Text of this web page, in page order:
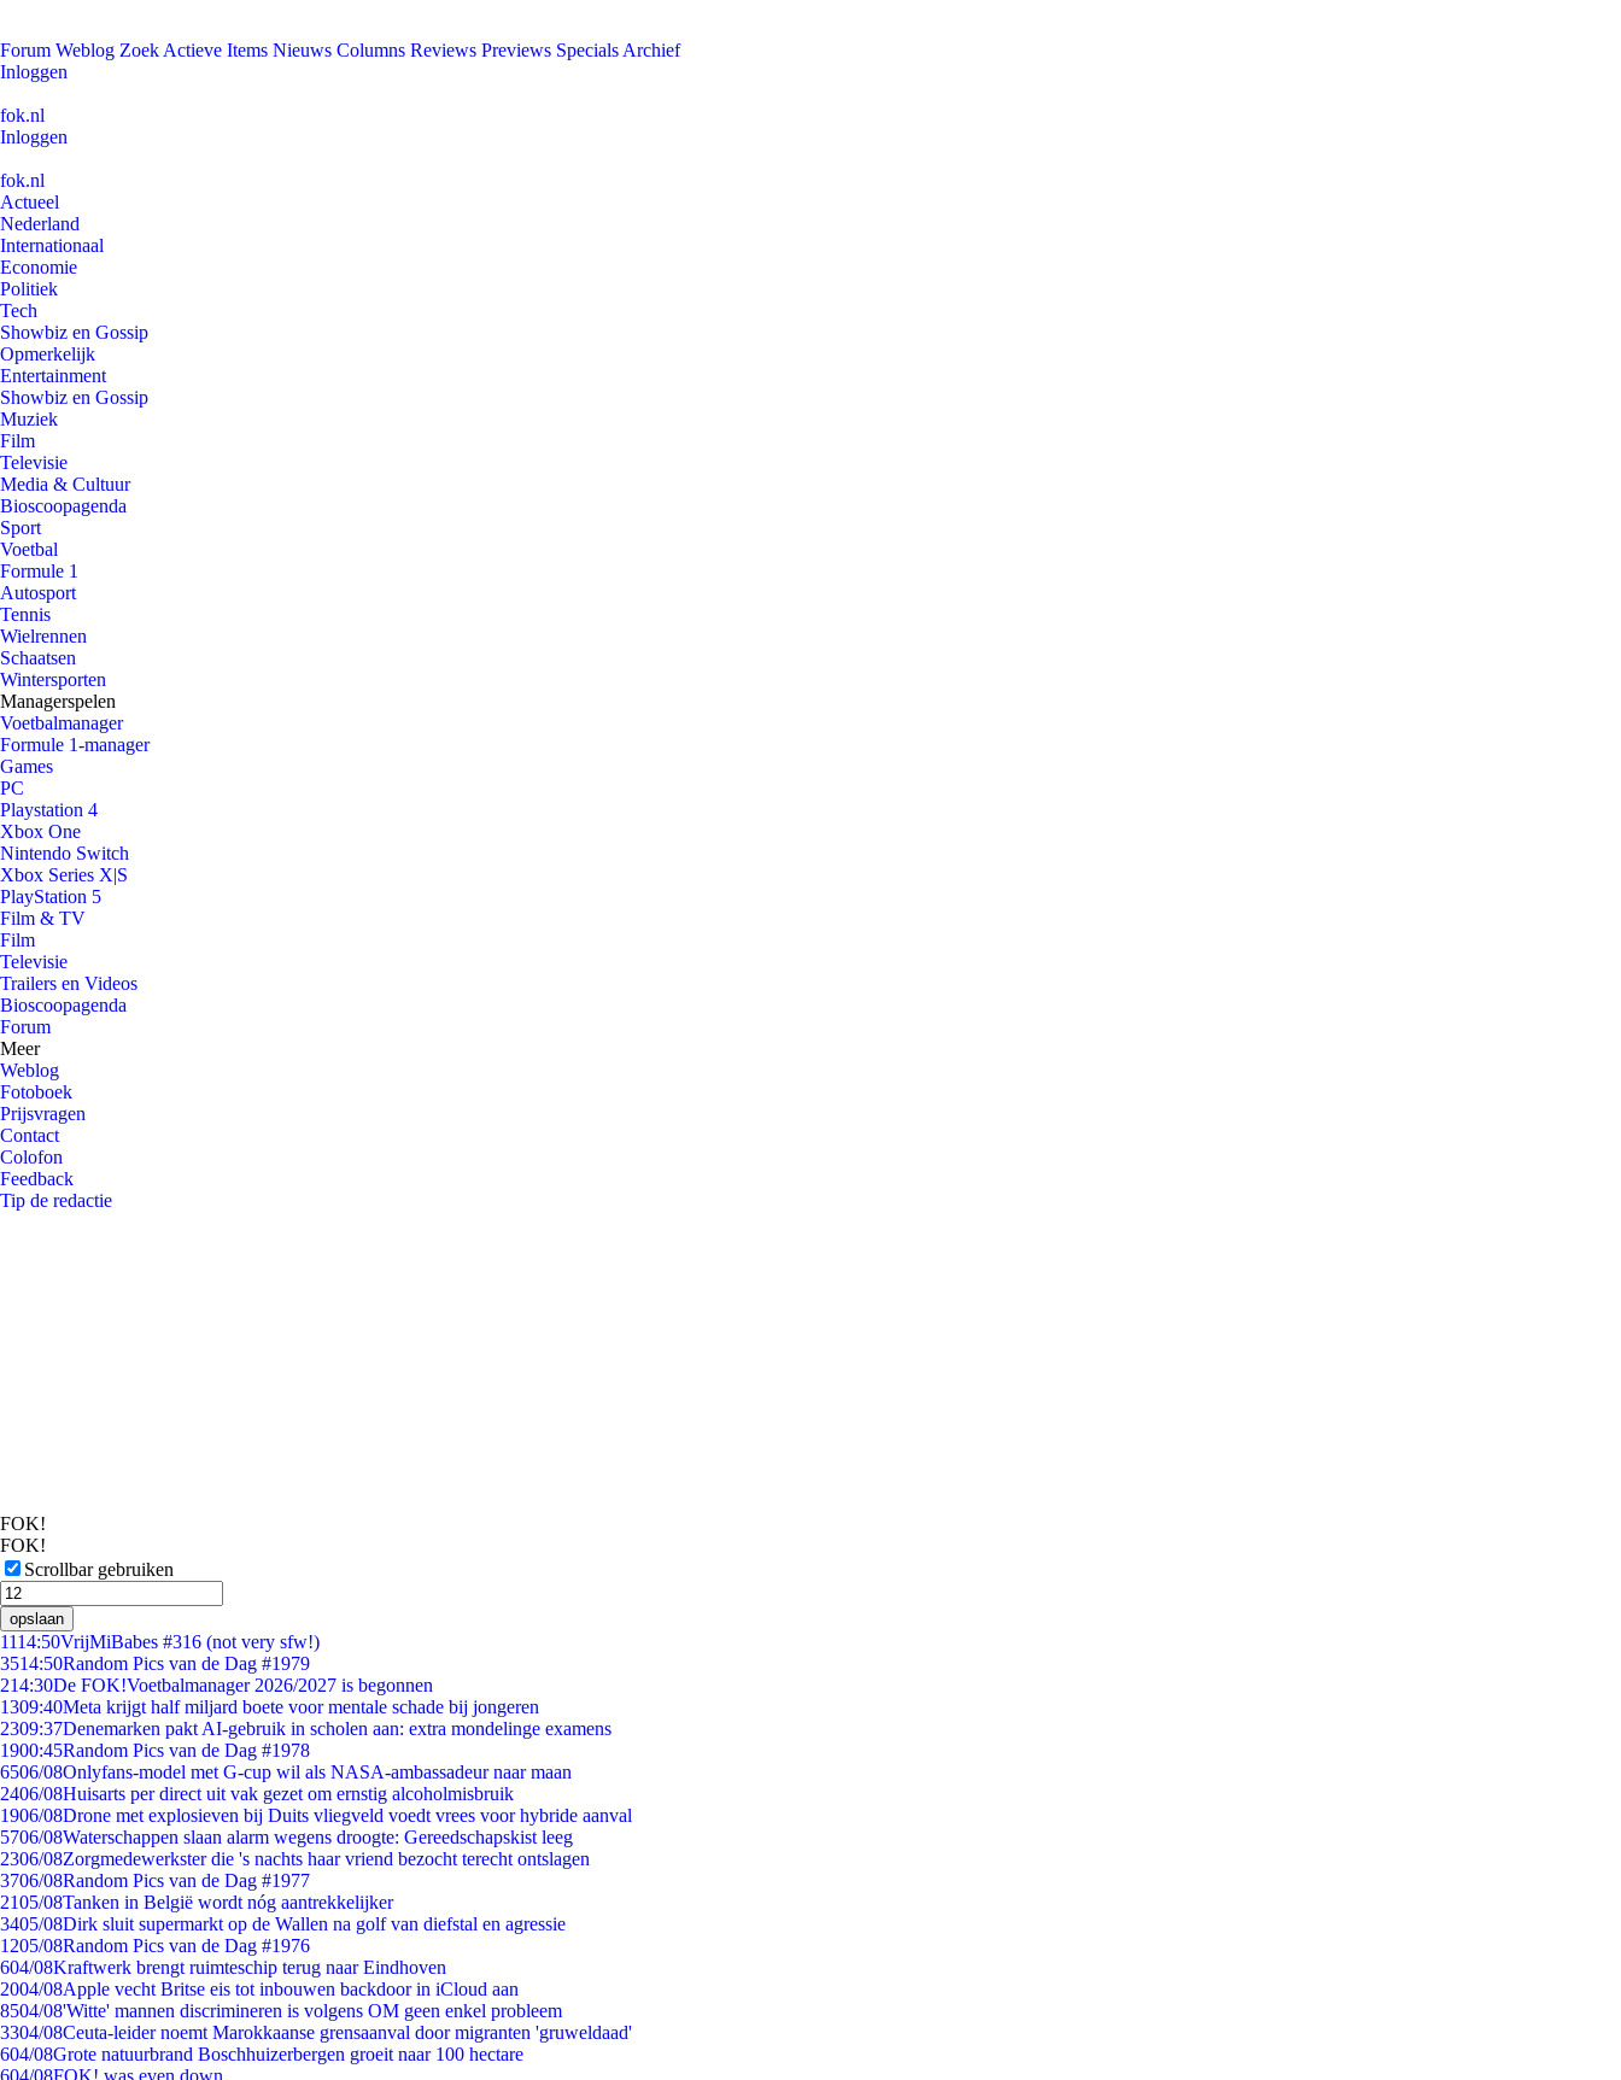
Forum Weblog Zoek Actieve Items Nieuws Columns Reviews Previews Specials Archief
Inloggen
fok.nl
Inloggen
fok.nl
Actueel
Nederland
Internationaal
Economie
Politiek
Tech
Showbiz en Gossip
Opmerkelijk
Entertainment
Showbiz en Gossip
Muziek
Film
Televisie
Media & Cultuur
Bioscoopagenda
Sport
Voetbal
Formule 1
Autosport
Tennis
Wielrennen
Schaatsen
Wintersporten
Managerspelen
Voetbalmanager
Formule 1-manager
Games
PC
Playstation 4
Xbox One
Nintendo Switch
Xbox Series X|S
PlayStation 5
Film & TV
Film
Televisie
Trailers en Videos
Bioscoopagenda
Forum
Meer
Weblog
Fotoboek
Prijsvragen
Contact
Colofon
Feedback
Tip de redactie
FOK!
FOK!
Scrollbar gebruiken
opslaan
1114:50VrijMiBabes #316 (not very sfw!)
3514:50Random Pics van de Dag #1979
214:30De FOK!Voetbalmanager 2026/2027 is begonnen
1309:40Meta krijgt half miljard boete voor mentale schade bij jongeren
2309:37Denemarken pakt AI-gebruik in scholen aan: extra mondelinge examens
1900:45Random Pics van de Dag #1978
6506/08Onlyfans-model met G-cup wil als NASA-ambassadeur naar maan
2406/08Huisarts per direct uit vak gezet om ernstig alcoholmisbruik
1906/08Drone met explosieven bij Duits vliegveld voedt vrees voor hybride aanval
5706/08Waterschappen slaan alarm wegens droogte: Gereedschapskist leeg
2306/08Zorgmedewerkster die 's nachts haar vriend bezocht terecht ontslagen
3706/08Random Pics van de Dag #1977
2105/08Tanken in België wordt nóg aantrekkelijker
3405/08Dirk sluit supermarkt op de Wallen na golf van diefstal en agressie
1205/08Random Pics van de Dag #1976
604/08Kraftwerk brengt ruimteschip terug naar Eindhoven
2004/08Apple vecht Britse eis tot inbouwen backdoor in iCloud aan
8504/08'Witte' mannen discrimineren is volgens OM geen enkel probleem
3304/08Ceuta-leider noemt Marokkaanse grensaanval door migranten 'gruweldaad'
604/08Grote natuurbrand Boschhuizerbergen groeit naar 100 hectare
604/08FOK! was even down